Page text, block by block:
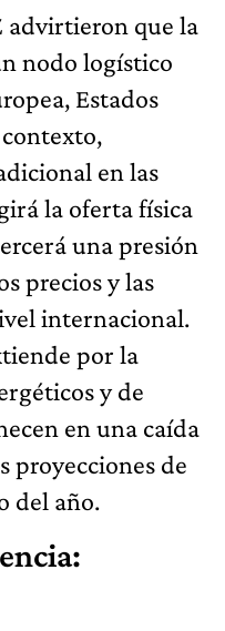
advirtieron que la
nodo logístico
Estados
en las
la oferta física
una presión
precios y las
internacional.
por la
y de
en una caída
proyecciones de
del año.